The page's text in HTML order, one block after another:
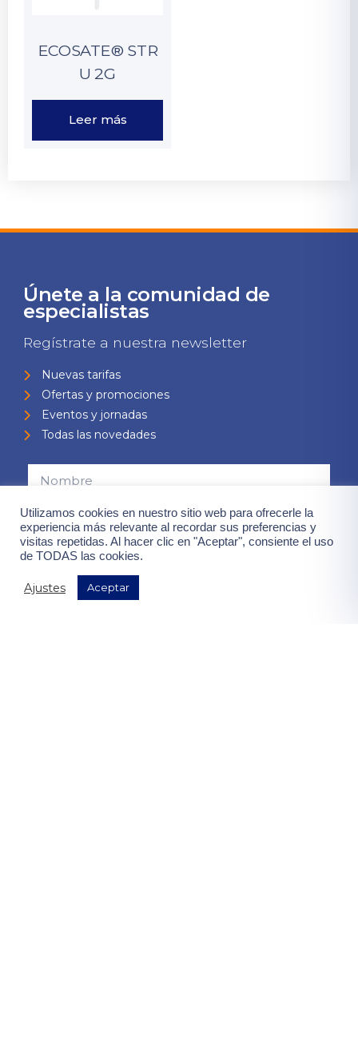
ECOSATE® STR
U 2G
Leer más
Únete a la comunidad de
especialistas
Regístrate a nuestra newsletter
Nuevas tarifas
Ofertas y promociones
Eventos y jornadas
Todas las novedades
Consiento el uso de mis datos para el envío de la newsletter,
contenidas en la"política de privacidad".
Utilizamos cookies en nuestro sitio web para ofrecerle la
experiencia más relevante al recordar sus preferencias y
visitas repetidas. Al hacer clic en "Aceptar", consiente el uso
de TODAS las cookies.
Ajustes Aceptar